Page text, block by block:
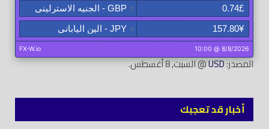
المصدر:USD@ السبت, 8 أغسطس.
أخبار قد تعجبك